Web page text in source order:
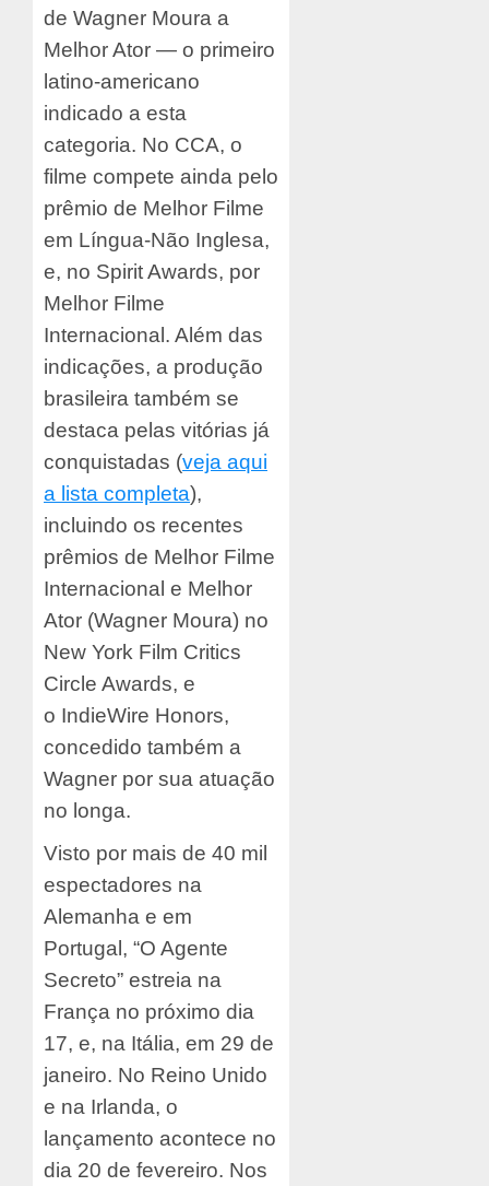
de Wagner Moura a
Melhor Ator — o primeiro
latino-americano
indicado a esta
categoria. No CCA, o
filme compete ainda pelo
prêmio de Melhor Filme
em Língua-Não Inglesa,
e, no Spirit Awards, por
Melhor Filme
Internacional. Além das
indicações, a produção
brasileira também se
destaca pelas vitórias já
conquistadas (veja aqui
a lista completa),
incluindo os recentes
prêmios de Melhor Filme
Internacional e Melhor
Ator (Wagner Moura) no
New York Film Critics
Circle Awards, e
o IndieWire Honors,
concedido também a
Wagner por sua atuação
no longa.
Visto por mais de 40 mil
espectadores na
Alemanha e em
Portugal, “O Agente
Secreto” estreia na
França no próximo dia
17, e, na Itália, em 29 de
janeiro. No Reino Unido
e na Irlanda, o
lançamento acontece no
dia 20 de fevereiro. Nos